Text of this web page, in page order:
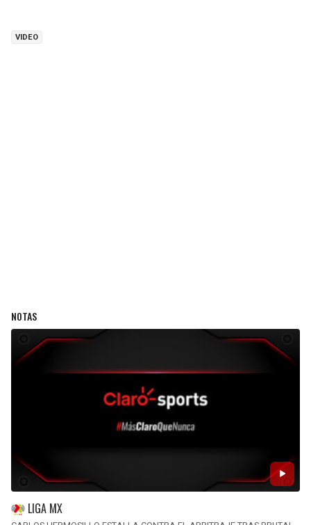
VIDEO
NOTAS
LIGA MX